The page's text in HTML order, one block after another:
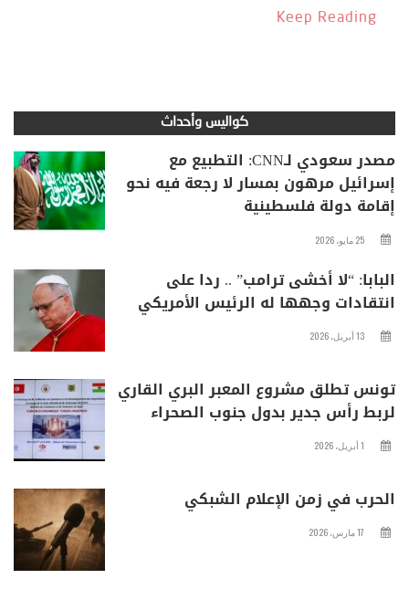
Keep Reading
كواليس وأحداث
مصدر سعودي لـCNN: التطبيع مع
إسرائيل مرهون بمسار لا رجعة فيه نحو
إقامة دولة فلسطينية
25 مايو، 2026
البابا: “لا أخشى ترامب” .. ردا على
انتقادات وجهها له الرئيس الأمريكي
13 أبريل، 2026
تونس تطلق مشروع المعبر البري القاري
لربط رأس جدير بدول جنوب الصحراء
1 أبريل، 2026
الحرب في زمن الإعلام الشبكي
17 مارس، 2026